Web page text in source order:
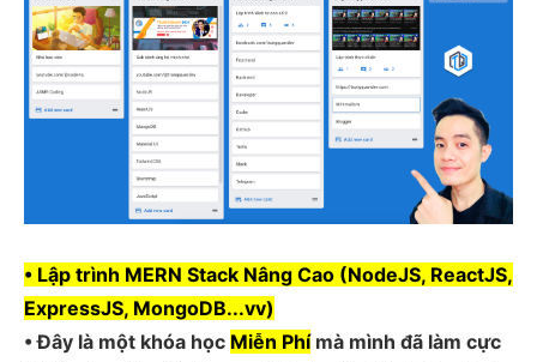
• Lập trình MERN Stack Nâng Cao (NodeJS, ReactJS,
ExpressJS, MongoDB...vv)
• Đây là một khóa học Miễn Phímà mình đã làm cực